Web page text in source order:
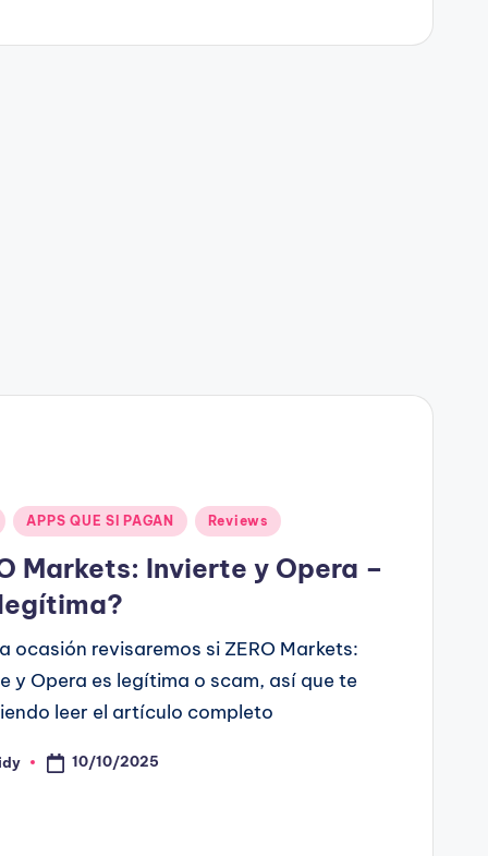
APPS QUE SI PAGAN Reviews
Markets: Invierte y Opera –
ocasión revisaremos si ZERO Markets:
y Opera es legítima o scam, así que te
leer el artículo completo
10/10/2025